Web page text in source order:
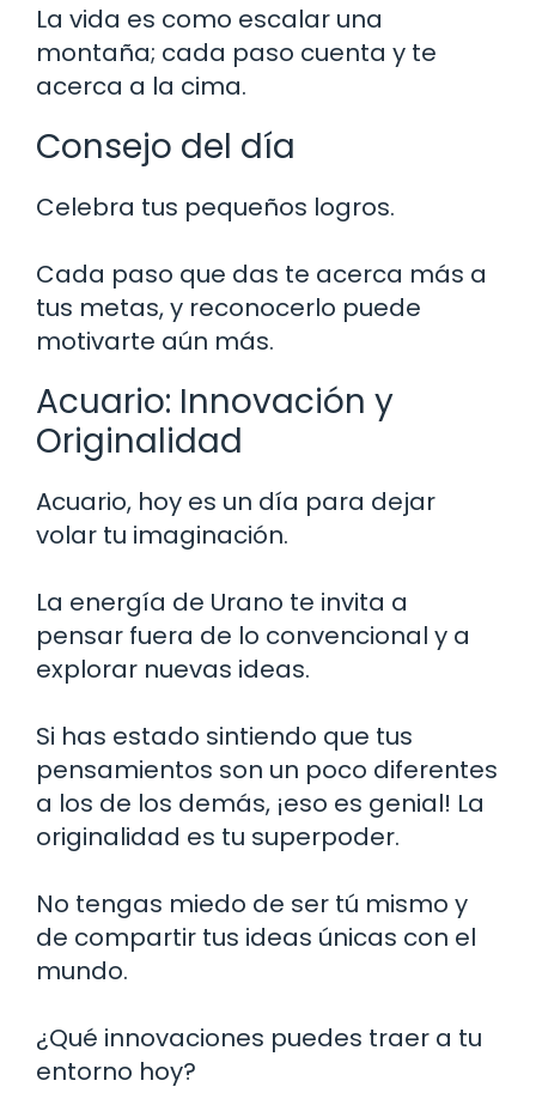
La vida es como escalar una
montaña; cada paso cuenta y te
acerca a la cima.
Consejo del día
Celebra tus pequeños logros.
Cada paso que das te acerca más a
tus metas, y reconocerlo puede
motivarte aún más.
Acuario: Innovación y
Originalidad
Acuario, hoy es un día para dejar
volar tu imaginación.
La energía de Urano te invita a
pensar fuera de lo convencional y a
explorar nuevas ideas.
Si has estado sintiendo que tus
pensamientos son un poco diferentes
a los de los demás, ¡eso es genial! La
originalidad es tu superpoder.
No tengas miedo de ser tú mismo y
de compartir tus ideas únicas con el
mundo.
¿Qué innovaciones puedes traer a tu
entorno hoy?